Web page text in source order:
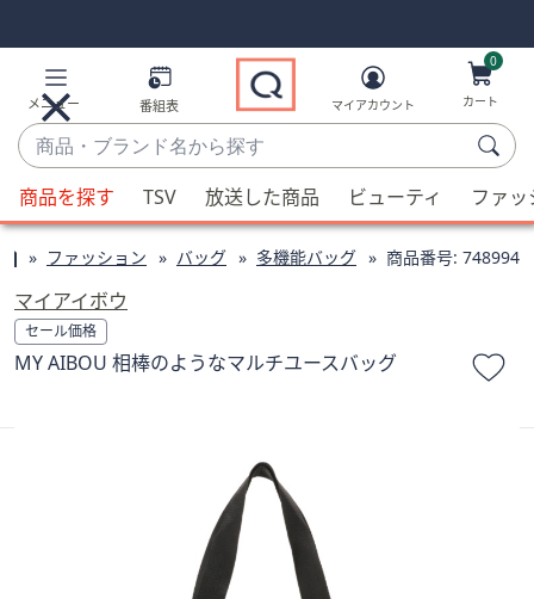
Links
Links2
メニュー 番組表
商
品・
ブ
ラ
ン
名
か
ら
候
補
利
用
可
能
マイアカウント
0
カート
商品を探す TSV 放送した商品 ビューティ ファ
ファッション バッグ 多機能バッグ 商品番号: 748994
マイアイボウ
セール価格
MY AIBOU 相棒のようなマルチユースバッグ